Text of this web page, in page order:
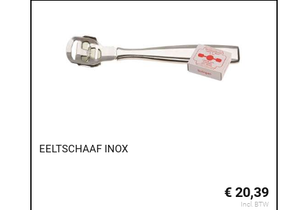
EELTSCHAAF INOX
€ 20,39
Incl. BTW